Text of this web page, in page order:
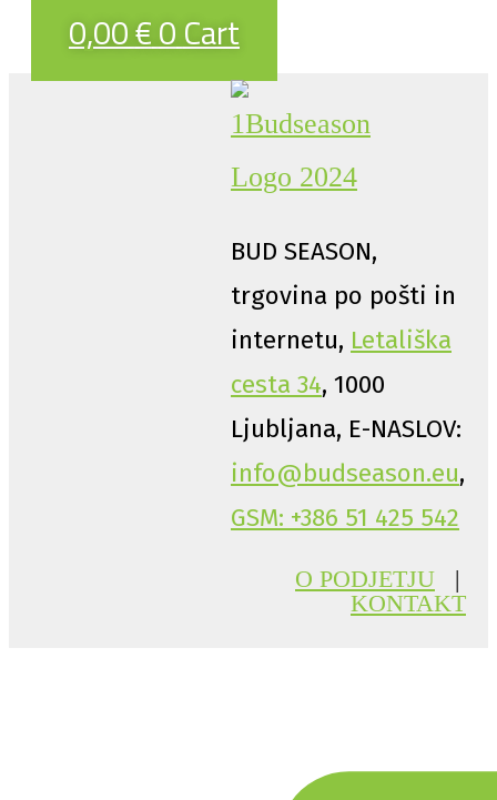
0,00€0Cart
BUD SEASON,
trgovina po pošti in
internetu, Letališka
cesta 34, 1000
Ljubljana, E-NASLOV:
info@budseason.eu,
GSM: +386 51 425 542
O PODJETJU |
KONTAKT